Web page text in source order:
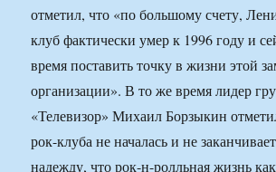
отметил, что «по большому счету,
клуб фактически умер к 1996 году и
время поставить точку в жизни этой
организации». В то же время лидер
«Телевизор» Михаил Борзыкин
рок-клуба не началась и не
надежду, что рок-н-ролльная жизнь